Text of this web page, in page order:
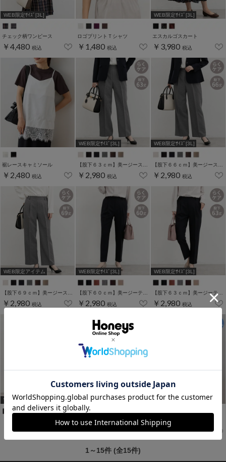
WEB限定ｻｲｽﾞ[3L]
チェック柄ワンピース
￥4,480 税込
ロゴプリントＴシャツ
￥1,480 税込
WEB限定ｻｲｽﾞ[3L]
エスカルゴスカート
￥3,980 税込
裾レースキャミソール
￥2,480 税込
WEB限定ｻｲｽﾞ[3L]
￥2,980 税込
WEB限定ｻｲｽﾞ[3L]
￥2,980 税込
WEB限定アイテム
【股下６９ｃｍ】美ージーストレート(股下63/66/69cm展開)
￥2,980 税込
WEB限定ｻｲｽﾞ[3L]
【股下６０ｃｍ】美ージーテーパード(股下60/63/66/69cm展開)
￥2,980 税込
WEB限定ｻｲｽﾞ[3L]
【股下６３ｃｍ】美ージーテーパード(股下60/63/66/69cm展開)
￥2,980 税込
WEB限定ｻｲｽﾞ[3L]
【股下６６ｃｍ】美ージーテーパード(股下60/63/66/69cm展開)
￥2,980 税込
WEB限定アイテム
【股下６９ｃｍ】美ージーテーパード(股下60/63/66/69cm展開)
￥2,980 税込
WEB限定ｻｲｽﾞ[3L]
バンドカラーブラウス
￥2,480 税込
1～15件 (全15件)